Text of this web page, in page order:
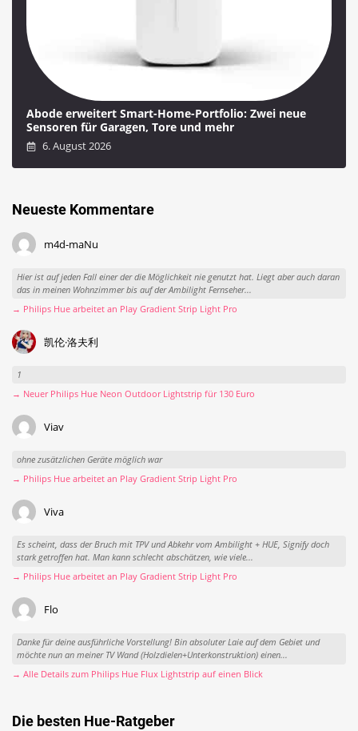
Abode erweitert Smart-Home-Portfolio: Zwei neue
Sensoren für Garagen, Tore und mehr
6. August 2026
Neueste Kommentare
m4d-maNu
Hier ist auf jeden Fall einer der die Möglichkeit nie genutzt hat. Liegt aber auch daran
das in meinen Wohnzimmer bis auf der Ambilight Fernseher...
→ Philips Hue arbeitet an Play Gradient Strip Light Pro
凯伦·洛夫利
1
→ Neuer Philips Hue Neon Outdoor Lightstrip für 130 Euro
Viav
ohne zusätzlichen Geräte möglich war
→ Philips Hue arbeitet an Play Gradient Strip Light Pro
Viva
Es scheint, dass der Bruch mit TPV und Abkehr vom Ambilight + HUE, Signify doch
stark getroffen hat. Man kann schlecht abschätzen, wie viele...
→ Philips Hue arbeitet an Play Gradient Strip Light Pro
Flo
Danke für deine ausführliche Vorstellung! Bin absoluter Laie auf dem Gebiet und
möchte nun an meiner TV Wand (Holzdielen+Unterkonstruktion) einen...
→ Alle Details zum Philips Hue Flux Lightstrip auf einen Blick
Die besten Hue-Ratgeber